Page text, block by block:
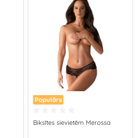
Populārs
Biksītes sievietēm Merossa